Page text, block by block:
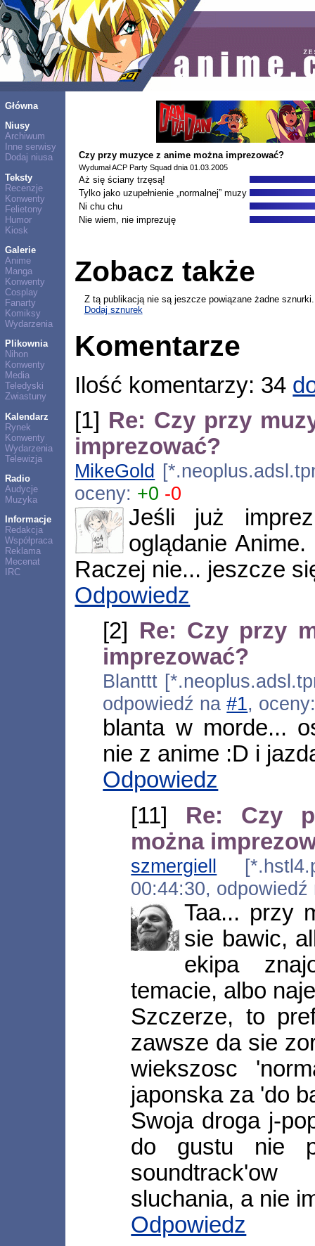
Główna
Niusy
Archiwum
Inne serwisy
Dodaj niusa
Teksty
Recenzje
Konwenty
Felietony
Humor
Kiosk
Galerie
Anime
Manga
Konwenty
Cosplay
Fanarty
Komiksy
Wydarzenia
Plikownia
Nihon
Konwenty
Media
Teledyski
Zwiastuny
Kalendarz
Rynek
Konwenty
Wydarzenia
Telewizja
Radio
Audycje
Muzyka
Informacje
Redakcja
Współpraca
Reklama
Mecenat
IRC
Czy przy muzyce z anime można imprezować?
Wydumał ACP Party Squad dnia 01.03.2005
Aż się ściany trzęsą!
Tylko jako uzupełnienie „normalnej” muzy
Ni chu chu
Nie wiem, nie imprezuję
Zobacz także
Z tą publikacją nie są jeszcze powiązane żadne sznurki.
Dodaj sznurek
Komentarze
Ilość komentarzy: 34
[1] Re: Czy przy
imprezować?
MikeGold
oceny: +0 -0
Jeśli już
oglądanie
Raczej nie... jeszcze
Odpowiedz
[2] Re: Czy przy
imprezować?
Blanttt
odpowiedź na#1,
blanta w morde...
nie z anime :D i
Odpowiedz
[11] Re: Czy
można
szmergiell
00:44:30,
Taa... przy
sie bawic,
ekipa
temacie, albo
Szczerze, to
zawsze da sie
wiekszosc
japonska za 'do
Swoja droga j-
do gustu nie
sluchania, a nie
Odpowiedz